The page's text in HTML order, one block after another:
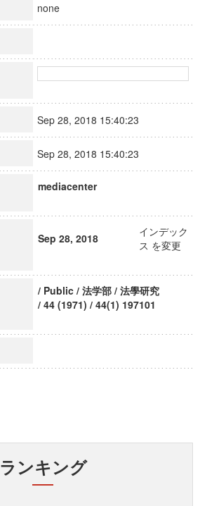
none
Sep 28, 2018 15:40:23
Sep 28, 2018 15:40:23
mediacenter
Sep 28, 2018
インデック
ス を変更
/ Public / 法学部 / 法學研究
/ 44 (1971) / 44(1) 197101
ランキング